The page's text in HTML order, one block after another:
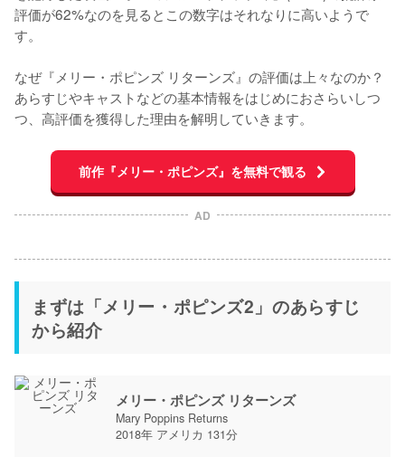
評価が62%なのを見るとこの数字はそれなりに高いようで
す。
なぜ『メリー・ポピンズ リターンズ』の評価は上々なのか？
あらすじやキャストなどの基本情報をはじめにおさらいしつ
つ、高評価を獲得した理由を解明していきます。
前作『メリー・ポピンズ』を無料で観る
AD
まずは「メリー・ポピンズ2」のあらすじ
から紹介
メリー・ポピンズ リターンズ
Mary Poppins Returns
2018年 アメリカ 131分